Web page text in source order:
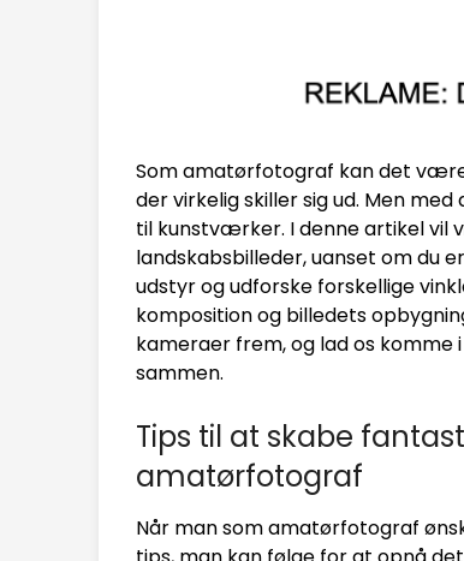
Som amatørfotograf kan det
der virkelig skiller sig ud. Men
til kunstværker. I denne artikel vil
landskabsbilleder, uanset om du
udstyr og udforske forskellige
komposition og billedets
kameraer frem, og lad os komme
sammen.
Tips til at skabe
amatørfotograf
Når man som amatørfotograf